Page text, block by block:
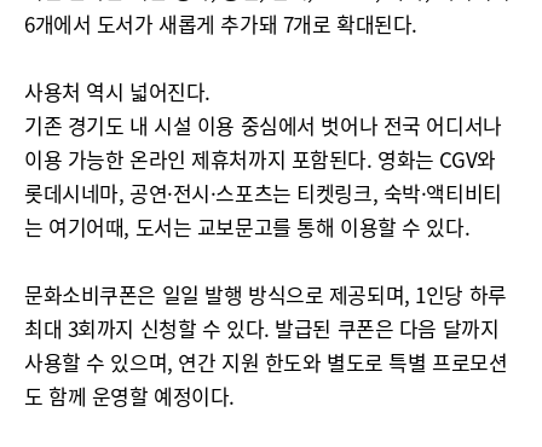
6개에서 도서가 새롭게 추가돼 7개로 확대된다.
사용처 역시 넓어진다.
기존 경기도 내 시설 이용 중심에서 벗어나 전국 어디서나
이용 가능한 온라인 제휴처까지 포함된다. 영화는 CGV와
롯데시네마, 공연·전시·스포츠는 티켓링크, 숙박·액티비티
는 여기어때, 도서는 교보문고를 통해 이용할 수 있다.
문화소비쿠폰은 일일 발행 방식으로 제공되며, 1인당 하루
최대 3회까지 신청할 수 있다. 발급된 쿠폰은 다음 달까지
사용할 수 있으며, 연간 지원 한도와 별도로 특별 프로모션
도 함께 운영할 예정이다.